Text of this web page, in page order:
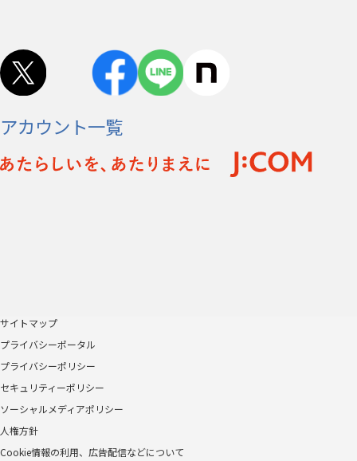
アカウント一覧
サイトマップ
プライバシーポータル
プライバシーポリシー
セキュリティーポリシー
ソーシャルメディアポリシー
人権方針
Cookie情報の利用、広告配信などについて